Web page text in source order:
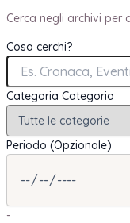
Cerca negli archivi per
Cosa cerchi?
Categoria Categoria
Periodo (Opzionale)
-